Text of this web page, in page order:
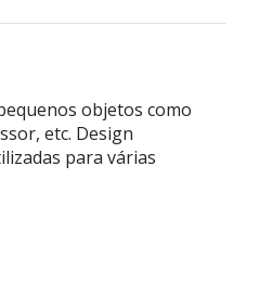
objetos como
etc. Design
para várias